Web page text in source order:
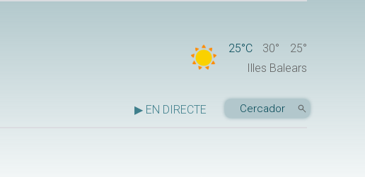
25°C 30°
25°
Illes Balears
▶ EN DIRECTE